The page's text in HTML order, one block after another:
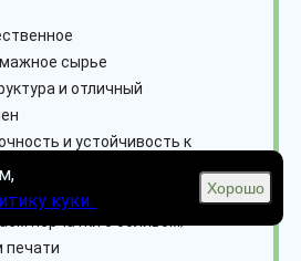
сырье
и отличный
и устойчивость к
гипоаллергенны
печати
куки.
Хорошо